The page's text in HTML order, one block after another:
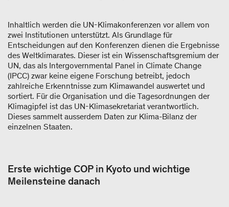
Inhaltlich werden die UN-Klimakonferenzen vor allem von
zwei Institutionen unterstützt. Als Grundlage für
Entscheidungen auf den Konferenzen dienen die Ergebnisse
des Weltklimarates. Dieser ist ein Wissenschaftsgremium der
UN, das als Intergovernmental Panel in Climate Change
(IPCC) zwar keine eigene Forschung betreibt, jedoch
zahlreiche Erkenntnisse zum Klimawandel auswertet und
sortiert. Für die Organisation und die Tagesordnungen der
Klimagipfel ist das UN-Klimasekretariat verantwortlich.
Dieses sammelt ausserdem Daten zur Klima-Bilanz der
einzelnen Staaten.
Erste wichtige COP in Kyoto und wichtige
Meilensteine danach